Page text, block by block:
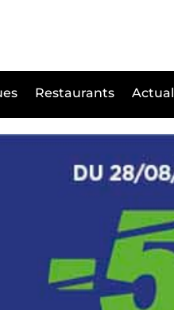
Restaurants